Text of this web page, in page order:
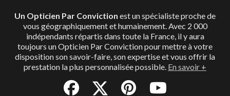
Un Opticien Par Conviction est un spécialiste proche de
vous géographiquement et humainement. Avec 2 000
indépendants répartis dans toute la France, il y aura
toujours un Opticien Par Conviction pour mettre à votre
disposition son savoir-faire, son expertise et vous offrir la
prestation la plus personnalisée possible. En savoir +